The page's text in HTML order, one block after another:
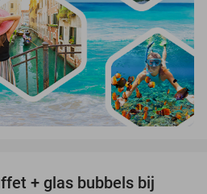
+ glas bubbels bij